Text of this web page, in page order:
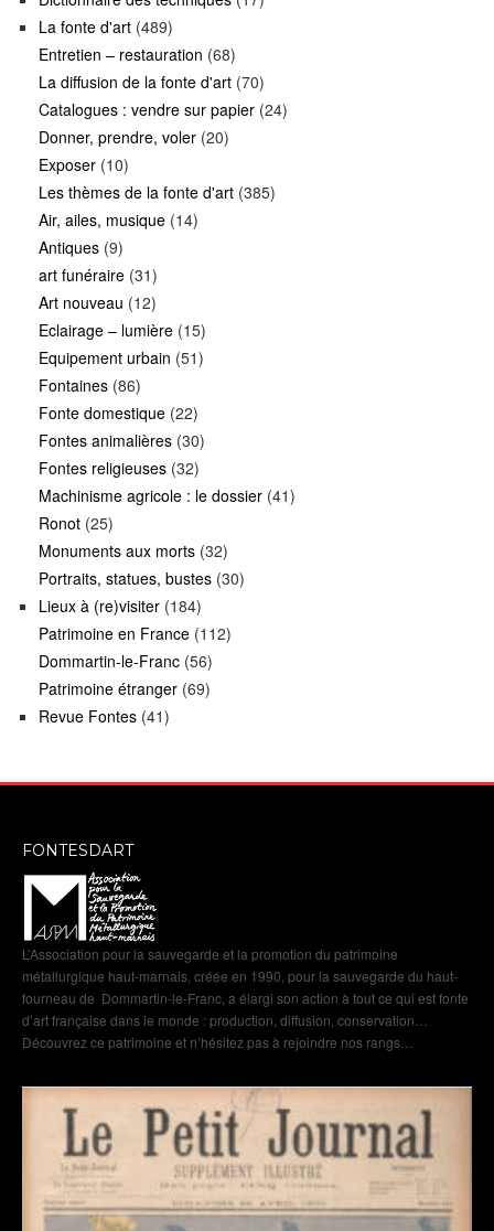
La fonte d'art (489)
Entretien – restauration (68)
La diffusion de la fonte d'art (70)
Catalogues : vendre sur papier (24)
Donner, prendre, voler (20)
Exposer (10)
Les thèmes de la fonte d'art (385)
Air, ailes, musique (14)
Antiques (9)
art funéraire (31)
Art nouveau (12)
Eclairage – lumière (15)
Equipement urbain (51)
Fontaines (86)
Fonte domestique (22)
Fontes animalières (30)
Fontes religieuses (32)
Machinisme agricole : le dossier (41)
Ronot (25)
Monuments aux morts (32)
Portraits, statues, bustes (30)
Lieux à (re)visiter (184)
Patrimoine en France (112)
Dommartin-le-Franc (56)
Patrimoine étranger (69)
Revue Fontes (41)
FONTESDART
L’Association pour la sauvegarde et la promotion du patrimoine
métallurgique haut-marnais, créée en 1990, pour la sauvegarde du haut-
fourneau de Dommartin-le-Franc, a élargi son action à tout ce qui est fonte
d’art française dans le monde : production, diffusion, conservation…
Découvrez ce patrimoine et n’hésitez pas à rejoindre nos rangs…